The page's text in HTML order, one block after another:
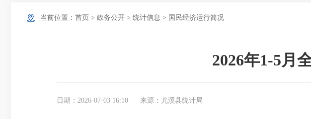
当前位置： 首页 > 政务公开 > 统计信息 > 国民经济运行简况
2026年1-5月
日期：2026-07-03 16:10 来源：尤溪县统计局